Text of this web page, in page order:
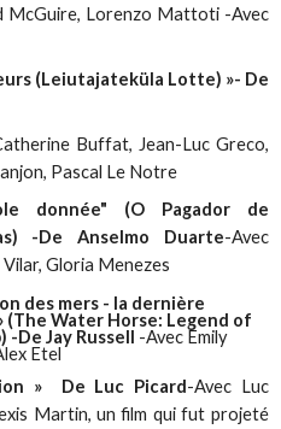
McGuire, Lorenzo Mattoti -Avec
(Leiutajateküla Lotte) »- De
Buffat, Jean-Luc Greco,
Pascal Le Notre
donnée" (O Pagador de
-De Anselmo Duarte-Avec
Gloria Menezes
des mers - la dernière
(The Water Horse: Legend of
-De Jay Russell -Avec Emily
Etel
» De Luc Picard-Avec Luc
Martin, un film qui fut projeté